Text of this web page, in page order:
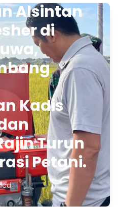
Alsintan
di
Kadis
Turun
Petani.